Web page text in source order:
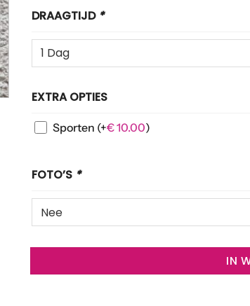
DRAAGTIJD *
EXTRA OPTIES
Sporten (+€10.00)
FOTO’S *
IN